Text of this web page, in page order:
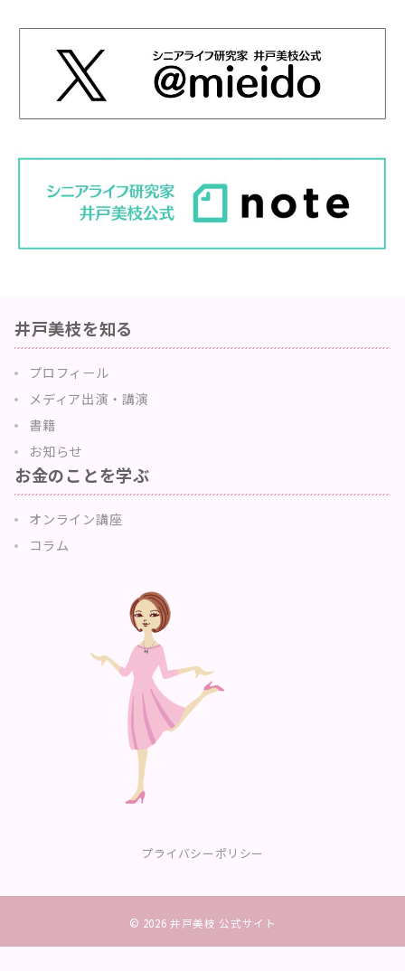
井戸美枝を知る
プロフィール
メディア出演・講演
書籍
お知らせ
お金のことを学ぶ
オンライン講座
コラム
プライバシーポリシー
© 2026井戸美枝 公式サイト